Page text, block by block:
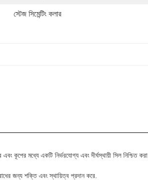
স্টেজ সিমেন্টিং কলার
কূপের মধ্যে একটি নির্ভরযোগ্য এবং দীর্ঘস্থায়ী সিল নিশ্চিত করা.
জন্য শক্তি এবং স্থায়িত্ব প্রদান করে.